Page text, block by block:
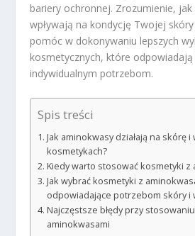
bariery ochronnej. Zrozumienie,
wpływają na kondycję Twojej
pomóc w dokonywaniu lepszych
kosmetycznych, które
indywidualnym potrzebom.
Spis treści
Jak aminokwasy działają na skórę i
kosmetykach?
Kiedy warto stosować kosmetyki z
Jak wybrać kosmetyki z
odpowiadające potrzebom skóry i
Najczęstsze błędy przy
aminokwasami